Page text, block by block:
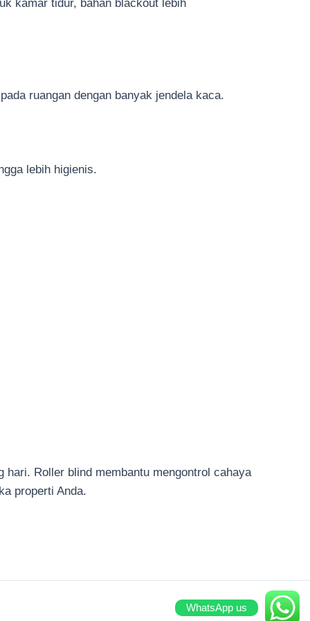
kamar tidur, bahan blackout lebih
ruangan dengan banyak jendela kaca.
lebih higienis.
Roller blind membantu mengontrol cahaya
properti Anda.
WhatsApp us